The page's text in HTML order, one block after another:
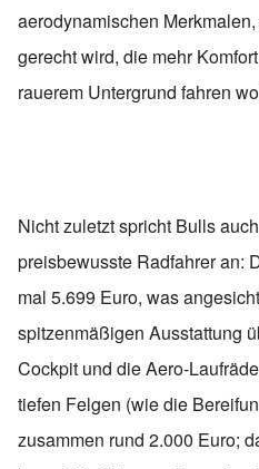
aerodynamischen
gerecht wird, die mehr
rauerem Untergrund fahren
Nicht zuletzt spricht Bulls
preisbewusste Radfahrer an:
mal 5.699 Euro, was
spitzenmäßigen Ausstattung
Cockpit und die Aero-
tiefen Felgen (wie die
zusammen rund 2.000 Euro;